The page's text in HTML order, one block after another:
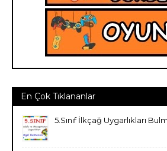
En Çok Tıklananlar
5.Sınıf İlkçağ Uygarlıkları